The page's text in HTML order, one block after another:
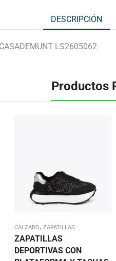
DESCRIPCIÓN
LS2605062
Productos
CALZADO, ZAPATILLAS
ZAPATILLAS
DEPORTIVAS CON